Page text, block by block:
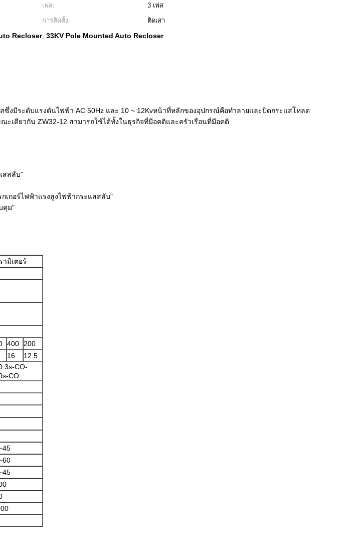
เฟส:
3 เฟส
การติดตั้ง:
ติดเสา
Recloser, 33KV Pole Mounted Auto Recloser
งมีระดับแรงดันไฟฟ้า AC 50Hz และ 10 ~ 12Kvหน้าที่หลักของอุปกรณ์คือทำลายและปิดกระแสโหลด
เดียวกัน ZW32-12 สามารถใช้ได้ทั้งในธุรกิจที่มีอคติและครัวเรือนที่มีอคติ
สสลับ"
เกอร์ไฟฟ้าแรงสูงไฟฟ้ากระแสสลับ"
คุม"
ามิเตอร์
400
200
16
12.5
CO-
CO